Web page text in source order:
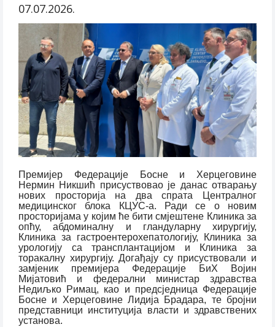
07.07.2026.
Премијер Федерације Босне и Херцеговине
Нермин Никшић присуствовао је данас отварању
нових просторија на два спрата Централног
медицинског блока КЦУС-а. Ради се о новим
просторијама у којим ће бити смјештене Клиника за
опћу, абдоминалну и гландуларну хирургију,
Клиника за гастроентерохепатологију, Клиника за
урологију са трансплантацијом и Клиника за
торакалну хирургију. Догађају су присуствовали и
замјеник премијера Федерације БиХ Војин
Мијатовић и федерални министар здравства
Недиљко Римац, као и предсједница Федерације
Босне и Херцеговине Лидија Брадара, те бројни
представници институција власти и здравствених
установа.